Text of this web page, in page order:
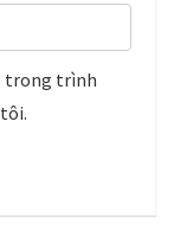
trong trình